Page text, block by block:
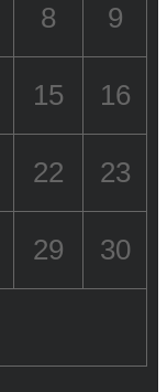
8 9
15 16
22 23
29 30